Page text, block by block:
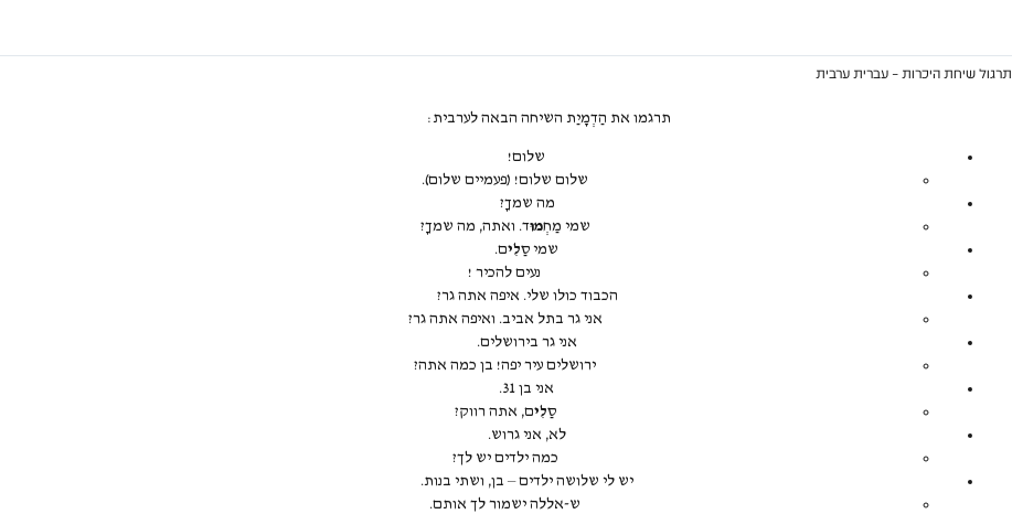
תרגול שיחת היכרות – עברית ערבית
תרגמו את הַדְמָיַת השיחה הבאה לערבית:
שלום!
שלום שלום! (פעמיים שלום).
מה שמךָ?
שמי מַחְמוּד. ואתה, מה שמךָ?
שמי סַלִים.
נעים להכיר !
הכבוד כולו שלי. איפה אתה גר?
אני גר בתל אביב. ואיפה אתה גר?
אני גר בירושלים.
ירושלים עיר יפה! בן כמה אתה?
אני בן 31.
סַלִים, אתה רווק?
לא, אני גרוש.
כמה ילדים יש לך?
יש לי שלושה ילדים – בן, ושתי בנות.
ש-אללה ישמור לך אותם.